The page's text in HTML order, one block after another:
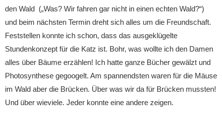
den Wald („Was? Wir fahren gar nicht in einen echten Wald?“)
und beim nächsten Termin dreht sich alles um die Freundschaft.
Feststellen konnte ich schon, dass das ausgeklügelte
Stundenkonzept für die Katz ist. Bohr, was wollte ich den Damen
alles über Bäume erzählen! Ich hatte ganze Bücher gewälzt und
Photosynthese gegoogelt. Am spannendsten waren für die Mäuse
im Wald aber die Brücken. Über was wir da für Brücken mussten!
Und über wieviele. Jeder konnte eine andere zeigen.